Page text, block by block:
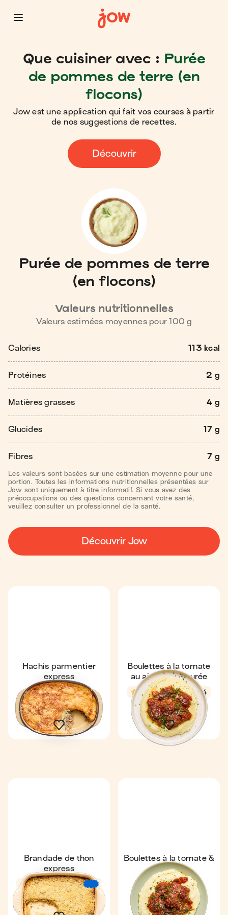
Que cuisiner avec : Purée
de pommes de terre (en
flocons)
Jow est une application qui fait vos courses à partir
de nos suggestions de recettes.
Découvrir
Purée de pommes de terre
(en flocons)
Valeurs nutritionnelles
Valeurs estimées moyennes pour 100 g
Calories 113 kcal
Protéines 2 g
Matières grasses 4 g
Glucides 17 g
Fibres 7 g
Les valeurs sont basées sur une estimation moyenne pour une
portion. Toutes les informations nutritionnelles présentées sur
Jow sont uniquement à titre informatif. Si vous avez des
préoccupations ou des questions concernant votre santé,
veuillez consulter un professionnel de la santé.
Découvrir Jow
Hachis parmentier
express
Coup de ❤️
4,7
34 min
2
Boulettes à la tomate
au air-fryer & purée
4,8 28 min 4
Brandade de thon
express
4,4 24 min €
2
Boulettes à la tomate &
purée
Express
4,6
21 min
4